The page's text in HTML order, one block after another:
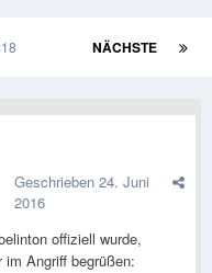
NÄCHSTE
Geschrieben 24. Juni
2016
offiziell wurde,
im Angriff begrüßen: